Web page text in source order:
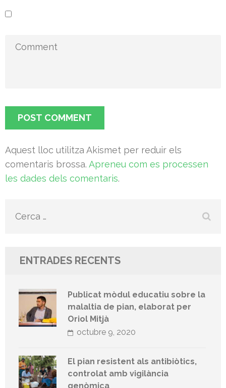
Aquest lloc utilitza Akismet per reduir els
comentaris brossa. Apreneu com es processen
les dades dels comentaris.
Cerca:
ENTRADES RECENTS
Publicat mòdul educatiu sobre la
malaltia de pian, elaborat per
Oriol Mitjà
octubre 9, 2020
El pian resistent als antibiòtics,
controlat amb vigilància
genòmica